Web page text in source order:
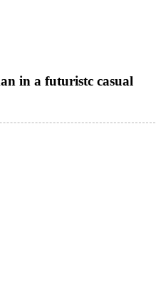
in a futuristc casual